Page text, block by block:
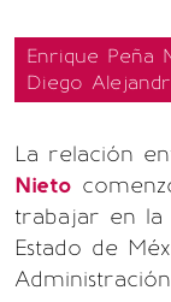
Enrique Peña
Diego
La relación
Nieto
trabajar en la
Estado de